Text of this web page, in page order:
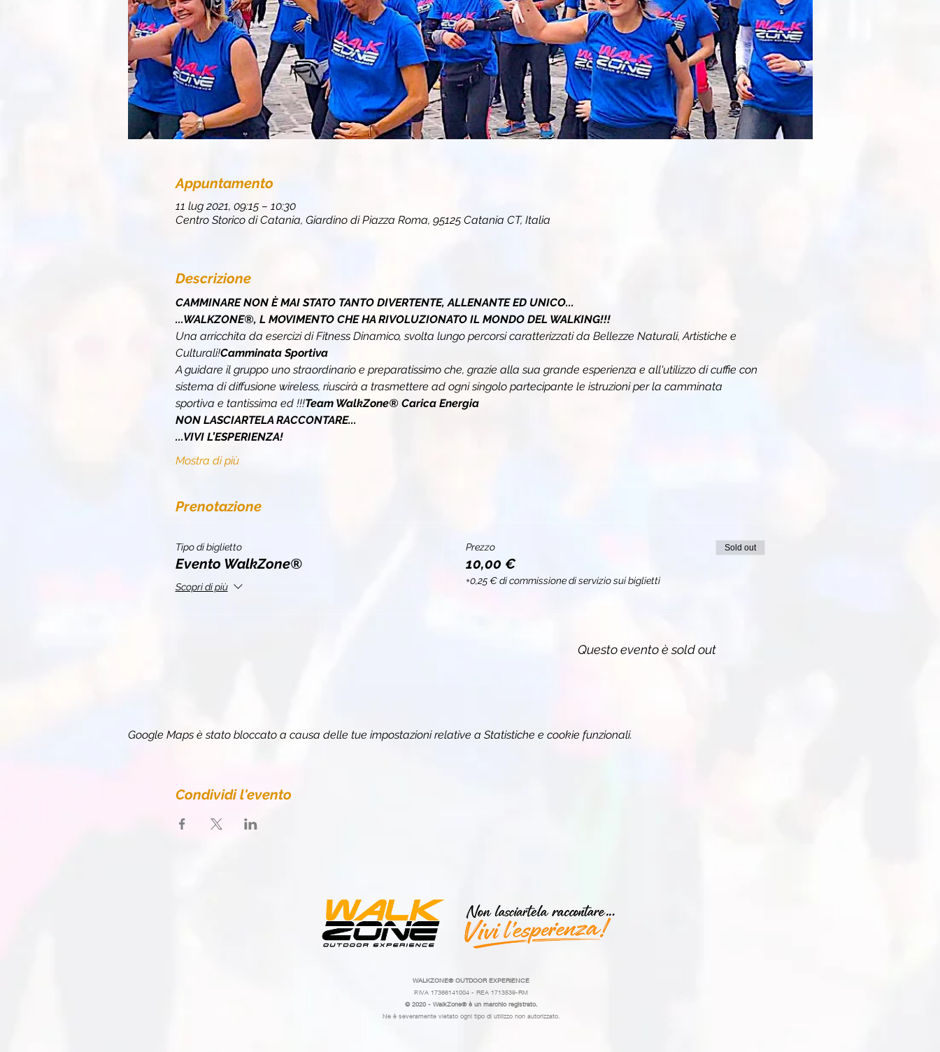
Appuntamento
11 lug 2021, 09:15 – 10:30
Centro Storico di Catania, Giardino di Piazza Roma, 95125 Catania CT, Italia
Descrizione
CAMMINARE NON È MAI STATO TANTO DIVERTENTE, ALLENANTE ED UNICO...
...WALKZONE®, L MOVIMENTO CHE HA RIVOLUZIONATO IL MONDO DEL WALKING!!!
Una arricchita da esercizi di Fitness Dinamico, svolta lungo percorsi caratterizzati da Bellezze Naturali, Artistiche e
Culturali!Camminata Sportiva
A guidare il gruppo uno straordinario e preparatissimo che, grazie alla sua grande esperienza e all'utilizzo di cuffie con
sistema di diffusione wireless, riuscirà a trasmettere ad ogni singolo partecipante le istruzioni per la camminata
sportiva e tantissima ed !!!Team WalkZone® Carica Energia
NON LASCIARTELA RACCONTARE...
...VIVI L’ESPERIENZA!
Mostra di più
Prenotazione
Tipo di biglietto
Evento WalkZone®
Scopri di più
Prezzo
10,00 €
+0,25 € di commissione di servizio sui biglietti
Sold out
Questo evento è sold out
Google Maps è stato bloccato a causa delle tue impostazioni relative a Statistiche e cookie funzionali.
Condividi l'evento
WALKZONE®OUTDOOR EXPERIENCE
P.IVA 17366141004 - REA 1713539-RM
© 2020 - WalkZone® è un marchio registrato.
Ne è severamente vietato ogni tipo di utilizzo non autorizzato.